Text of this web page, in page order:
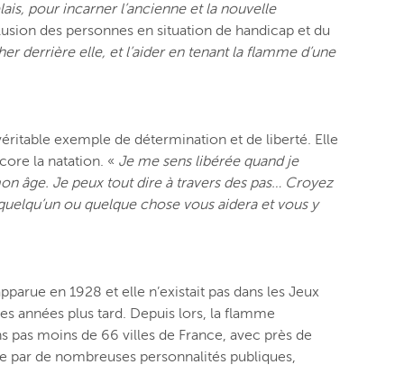
pour incarner l’ancienne et la nouvelle
des personnes en situation de handicap et du
derrière elle, et l’aider en tenant la flamme d’une
exemple de détermination et de liberté. Elle
la natation. « Je me sens libérée quand je
âge. Je peux tout dire à travers des pas… Croyez
ou quelque chose vous aidera et vous y
en 1928 et elle n’existait pas dans les Jeux
années plus tard. Depuis lors, la flamme
moins de 66 villes de France, avec près de
de nombreuses personnalités publiques,